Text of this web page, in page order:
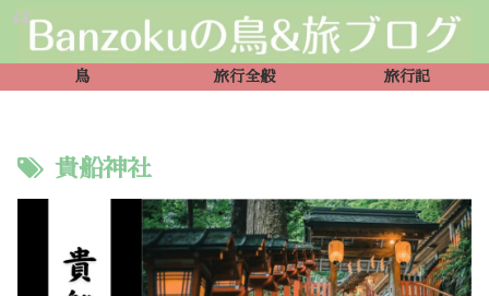
鳥 旅行全般 旅行記
貴船神社